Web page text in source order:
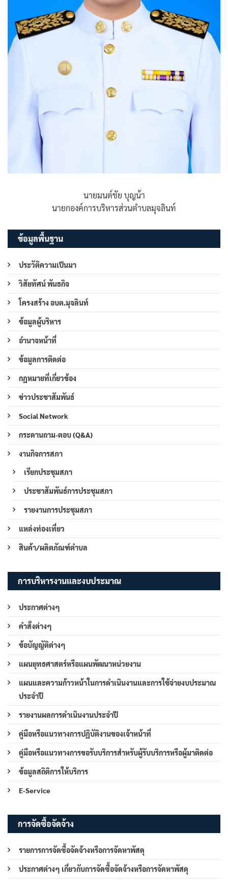
นายมนต์ชัย บุญน้า
นายกองค์การบริหารส่วนตำบลมุจลินท์
ข้อมูลพื้นฐาน
ประวัติความเป็นมา
วิสัยทัศน์ พันธกิจ
โครงสร้าง อบต.มุจลินท์
ข้อมูลผู้บริหาร
อำนาจหน้าที่
ข้อมูลการติดต่อ
กฎหมายที่เกี่ยวข้อง
ข่าวประชาสัมพันธ์
Social Network
กระดานถาม-ตอบ (Q&A)
งานกิจการสภา
เรียกประชุมสภา
ประชาสัมพันธ์การประชุมสภา
รายงานการประชุมสภา
แหล่งท่องเที่ยว
สินค้า/ผลิตภัณฑ์ตำบล
การบริหารงานและงบประมาณ
ประกาศต่างๆ
คำสั่งต่างๆ
ข้อบัญญัติต่างๆ
แผนยุทธศาสตร์หรือแผนพัฒนาหน่วยงาน
แผนและความก้าวหน้าในการดำเนินงานและการใช้จ่ายงบประมาณ
ประจำปี
รายงานผลการดำเนินงานประจำปี
คู่มือหรือแนวทางการปฏิบัติงานของเจ้าหน้าที่
คู่มือหรือแนวทางการขอรับบริการสำหรับผู้รับบริการหรือผู้มาติดต่อ
ข้อมูลสถิติการให้บริการ
E-Service
การจัดซื้อจัดจ้าง
รายการการจัดซื้อจัดจ้างหรือการจัดหาพัสดุ
ประกาศต่างๆ เกี่ยวกับการจัดซื้อจัดจ้างหรือการจัดหาพัสดุ